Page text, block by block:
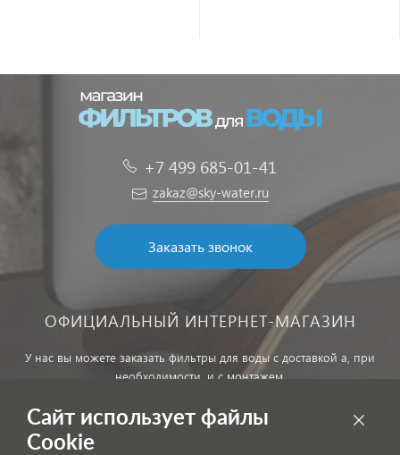
+7 499 685-01-41
zakaz@sky-water.ru
Заказать звонок
ОФИЦИАЛЬНЫЙ ИНТЕРНЕТ-МАГАЗИН
У нас вы можете заказать фильтры для воды с доставкой а, при
необходимости, и с монтажем.
Сайт использует файлы
Cookie